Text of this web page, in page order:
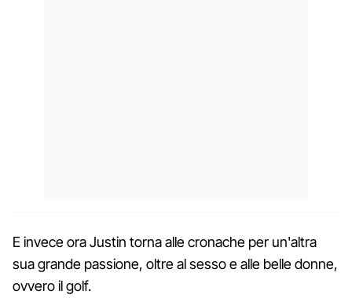
E invece ora Justin torna alle cronache per un'altra
sua grande passione, oltre al sesso e alle belle donne,
ovvero il golf.